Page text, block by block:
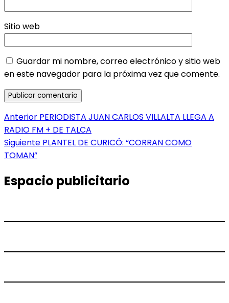
Sitio web
Guardar mi nombre, correo electrónico y sitio web
en este navegador para la próxima vez que comente.
Navegación
de
entradas
Anterior Entrada
anterior:
PERIODISTA JUAN CARLOS VILLALTA LLEGA A
RADIO FM + DE TALCA
Siguiente Entrada
PLANTEL DE CURICÓ: “CORRAN COMO
TOMAN”
Espacio publicitario